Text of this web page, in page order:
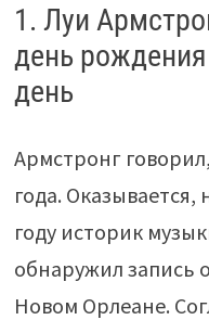
1. Луи
день
день
Армстронг
года. Оказывается,
году историк
обнаружил запись
Новом Орлеане.